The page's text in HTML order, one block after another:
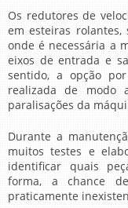
Os redutores de
em esteiras
onde é necessária a
eixos de entrada e
sentido, a opção por
realizada de modo
paralisações da
Durante a
muitos testes e
identificar quais
forma, a chance
praticamente